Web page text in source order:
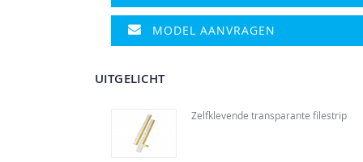
MODEL AANVRAGEN
UITGELICHT
Zelfklevende transparante filestrip